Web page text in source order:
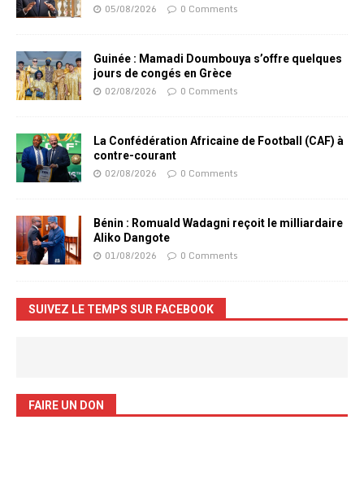
05/08/2026 0 Comments
Guinée : Mamadi Doumbouya s’offre quelques
jours de congés en Grèce
02/08/2026 0 Comments
La Confédération Africaine de Football (CAF) à
contre-courant
02/08/2026 0 Comments
Bénin : Romuald Wadagni reçoit le milliardaire
Aliko Dangote
01/08/2026 0 Comments
SUIVEZ LE TEMPS SUR FACEBOOK
FAIRE UN DON